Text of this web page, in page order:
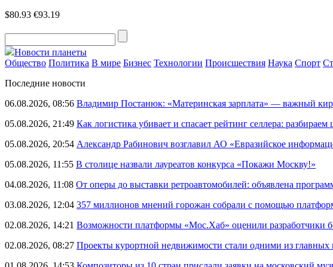
$80.93 €93.19
Новости планеты
Общество Политика В мире Бизнес Технологии Происшествия Наука Спорт
Последние новости
06.08.2026, 08:56 Владимир Постанюк: «Материнская зарплата» — важный
05.08.2026, 21:49 Как логистика убивает и спасает рейтинг селлера:
05.08.2026, 20:54 Александр Рабинович возглавил АО «Евразийское
05.08.2026, 11:55 В столице назвали лауреатов конкурса «Покажи Москву!»
04.08.2026, 11:08 От оперы до выставки ретроавтомобилей: объявлена
03.08.2026, 12:04 357 миллионов мнений горожан собрали с помощью
02.08.2026, 14:21 Возможности платформы «Мос.Хаб» оценили разработчики
02.08.2026, 08:27 Проекты курортной недвижимости стали одними из главных